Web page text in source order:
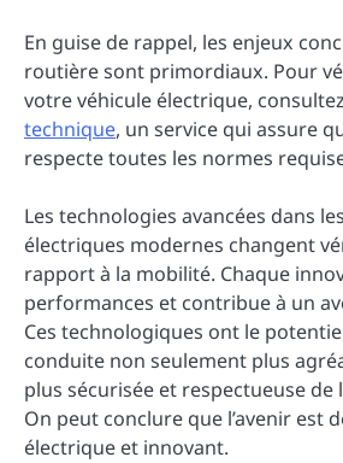
En guise de rappel, les enjeux
routière sont primordiaux. Pour
votre véhicule électrique, consultez
technique, un service qui assure
respecte toutes les normes
Les technologies avancées dans
électriques modernes changent
rapport à la mobilité. Chaque
performances et contribue à un
Ces technologiques ont le
conduite non seulement plus
plus sécurisée et respectueuse de
On peut conclure que l’avenir est
électrique et innovant.